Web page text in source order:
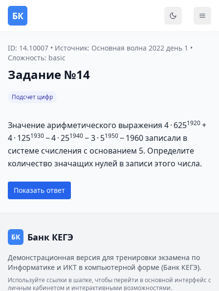
БК
ID: 14.10007 • Источник: Основная волна 2022 день 1 •
Сложность: basic
Задание №14
Подсчет цифр
Значение арифметического выражения 4 · 6251920+
4 · 1251930− 4 · 251940− 3 · 51950− 1960 записали в
системе счисления с основанием 5. Определите
количество значащих нулей в записи этого числа.
Показать ответ
БК Банк КЕГЭ
Демонстрационная версия для тренировки экзамена по
Информатике и ИКТ в компьютерной форме (Банк КЕГЭ).
Используйте ссылки в шапке, чтобы перейти в основной интерфейс с
личным кабинетом и интерактивными возможностями.